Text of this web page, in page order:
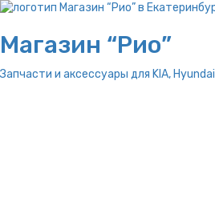
Магазин “Рио”
Запчасти и аксессуары для KIA, Hyundai